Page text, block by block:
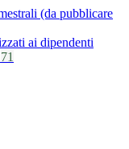
(da pubblicare
ai dipendenti
71